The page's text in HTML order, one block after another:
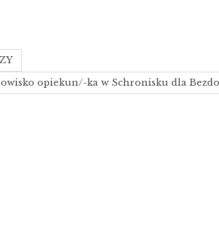
opiekun/-ka w Schronisku dla